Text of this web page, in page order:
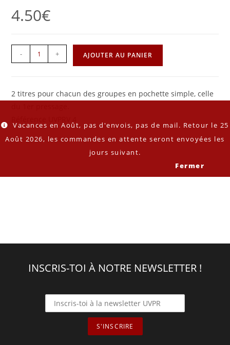
Vacances en Août, pas d'envois, pas de mail. Retour le 25
Août 2026, les commandes en attente seront envoyées les
jours suivant.
Fermer
4.50€
- + AJOUTER AU PANIER
2 titres pour chacun des groupes en pochette simple, celle
INSCRIS-TOI À NOTRE NEWSLETTER !